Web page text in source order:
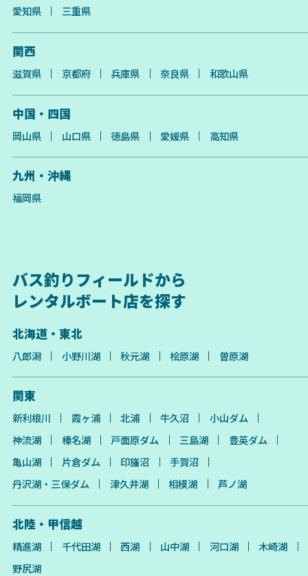
愛知県 三重県
関西
滋賀県 京都府 兵庫県 奈良県 和歌山県
中国・四国
岡山県 山口県 徳島県 愛媛県 高知県
九州・沖縄
福岡県
バス釣りフィールドから
レンタルボート店を探す
北海道・東北
八郎潟 小野川湖 秋元湖 桧原湖 曽原湖
関東
新利根川 霞ヶ浦 北浦 牛久沼
小山ダム
神流湖
榛名湖 戸面原ダム 三島湖
豊英ダム
亀山湖
片倉ダム 印旛沼
手賀沼
丹沢湖・三保ダム
津久井湖 相模湖 芦ノ湖
北陸・甲信越
精進湖 千代田湖 西湖 山中湖 河口湖
木崎湖
野尻湖